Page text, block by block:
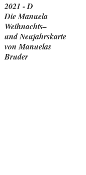
2021 - D
Die Manuela
Weihnachts–
und Neujahrskarte
von Manuelas
Bruder